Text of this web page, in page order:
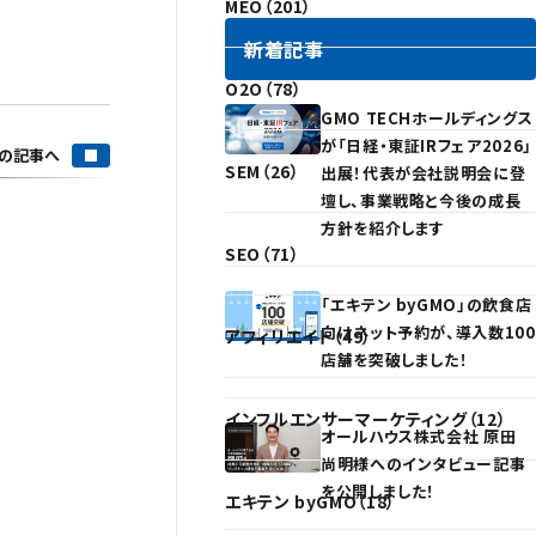
記事へ
MEO（201）
O2O（78）
SEM（26）
SEO（71）
アフィリエイト（49）
インフルエンサーマーケティング（12）
エキテン byGMO（18）
新着記事
GMO TECHホールディングス
が「日経・東証IRフェア2026」
出展！代表が会社説明会に登
壇し、事業戦略と今後の成長
方針を紹介します
「エキテン byGMO」の飲食店
向けネット予約が、導入数100
店舗を突破しました！
オールハウス株式会社 原田
尚明様へのインタビュー記事
を公開しました！